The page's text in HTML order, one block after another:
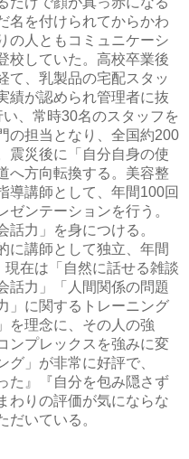
名を付けられてからかわ
の人ともコミュニケーシ
校していた。高校卒業後
て、乳製品の宅配スタッ
績が認められ管理者に抜
、常時30名のスタッフを
の担当となり、全国約200
震災後に「自分自身の使
へ方向転換する。美容整
導講師として、年間100回
ンテーションを行う。
話力」を身につける。
に講師として独立、年間
在は「自然に話せる雑談
話力」「人間関係の問題
」に関するトレーニング
を理念に、その人の強
ンプレックスを強みに変
グ」が非常に好評で、
た』『自分を包み隠さず
わりの評価が気にならな
だいている。